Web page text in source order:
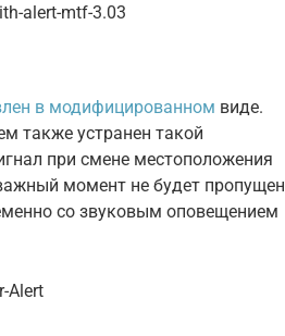
alert-mtf-3.03
в модифицированном виде.
также устранен такой
при смене местоположения
момент не будет пропущен
со звуковым оповещением
Alert